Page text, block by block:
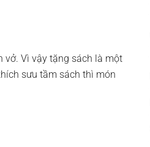
vở. Vì vậy tặng sách là một
sưu tầm sách thì món